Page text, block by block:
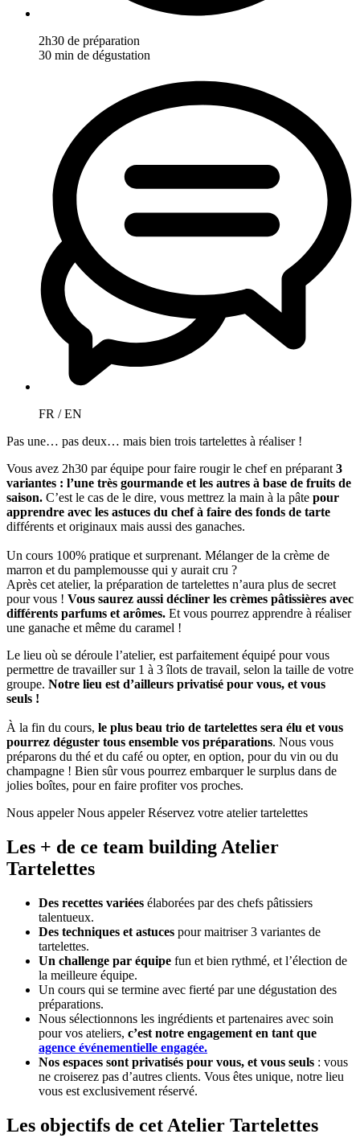
2h30 de préparation
30 min de dégustation
FR / EN
Pas une… pas deux… mais bien trois tartelettes à réaliser !
Vous avez 2h30 par équipe pour faire rougir le chef en préparant 3
variantes : l’une très gourmande et les autres à base de fruits de
saison. C’est le cas de le dire, vous mettrez la main à la pâte pour
apprendre avec les astuces du chef à faire des fonds de tarte
différents et originaux mais aussi des ganaches.
Un cours 100% pratique et surprenant. Mélanger de la crème de
marron et du pamplemousse qui y aurait cru ?
Après cet atelier, la préparation de tartelettes n’aura plus de secret
pour vous ! Vous saurez aussi décliner les crèmes pâtissières avec
différents parfums et arômes. Et vous pourrez apprendre à réaliser
une ganache et même du caramel !
Le lieu où se déroule l’atelier, est parfaitement équipé pour vous
permettre de travailler sur 1 à 3 îlots de travail, selon la taille de votre
groupe. Notre lieu est d’ailleurs privatisé pour vous, et vous
seuls !
À la fin du cours, le plus beau trio de tartelettes sera élu et vous
pourrez déguster tous ensemble vos préparations. Nous vous
préparons du thé et du café ou opter, en option, pour du vin ou du
champagne ! Bien sûr vous pourrez embarquer le surplus dans de
jolies boîtes, pour en faire profiter vos proches.
Nous appeler Nous appeler Réservez votre atelier tartelettes
Les + de ce team building Atelier
Tartelettes
Des recettes variées élaborées par des chefs pâtissiers
talentueux.
Des techniques et astuces pour maitriser 3 variantes de
tartelettes.
Un challenge par équipe fun et bien rythmé, et l’élection de
la meilleure équipe.
Un cours qui se termine avec fierté par une dégustation des
préparations.
Nous sélectionnons les ingrédients et partenaires avec soin
pour vos ateliers, c’est notre engagement en tant que
agence événementielle engagée.
Nos espaces sont privatisés pour vous, et vous seuls : vous
ne croiserez pas d’autres clients. Vous êtes unique, notre lieu
vous est exclusivement réservé.
Les objectifs de cet Atelier Tartelettes